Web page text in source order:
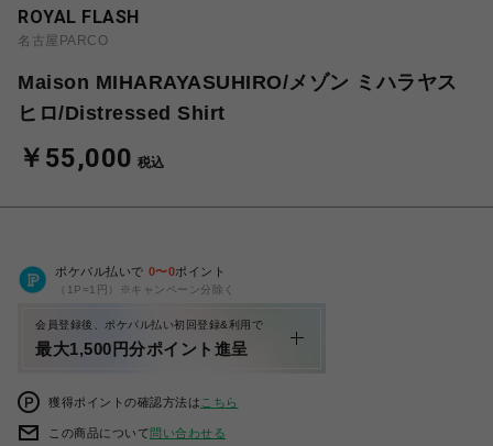
ROYAL FLASH
名古屋PARCO
Maison MIHARAYASUHIRO/メゾン ミハラヤス
ヒロ/Distressed Shirt
￥55,000 税込
ポケパル払いで 0〜0ポイント
（1P=1円）※キャンペーン分除く
会員登録後、ポケパル払い初回登録&利用で
最大1,500円分ポイント進呈
獲得ポイントの確認方法は こちら
この商品について問い合わせる